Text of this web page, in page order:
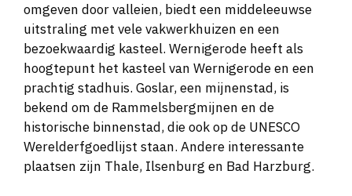
omgeven door valleien, biedt een middeleeuwse
uitstraling met vele vakwerkhuizen en een
bezoekwaardig kasteel. Wernigerode heeft als
hoogtepunt het kasteel van Wernigerode en een
prachtig stadhuis. Goslar, een mijnenstad, is
bekend om de Rammelsbergmijnen en de
historische binnenstad, die ook op de UNESCO
Werelderfgoedlijst staan. Andere interessante
plaatsen zijn Thale, Ilsenburg en Bad Harzburg​​​​.